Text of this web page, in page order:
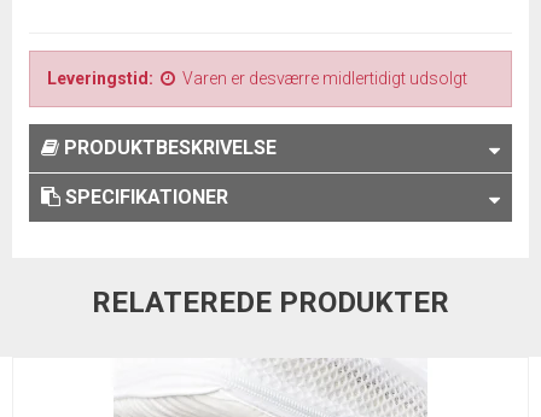
Leveringstid: Varen er desværre midlertidigt udsolgt
PRODUKTBESKRIVELSE
SPECIFIKATIONER
RELATEREDE PRODUKTER